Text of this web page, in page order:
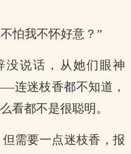
怕我不怀好意？”
没说话，从她们眼神
连迷枝香都不知道，
看都不是很聪明。
需要一点迷枝香，报